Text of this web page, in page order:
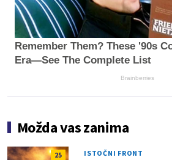
Remember Them? These '90s
Era—See The Complete List
Brainberries
Možda vas zanima
25 ISTOČNI FRONT